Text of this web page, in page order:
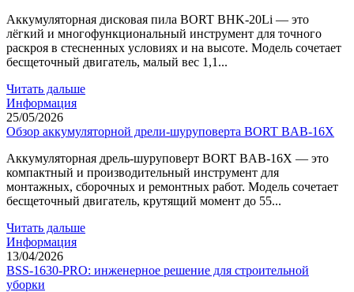
Аккумуляторная дисковая пила BORT BHK-20Li — это
лёгкий и многофункциональный инструмент для точного
раскроя в стесненных условиях и на высоте. Модель сочетает
бесщеточный двигатель, малый вес 1,1...
Читать дальше
Информация
25/05/2026
Обзор аккумуляторной дрели-шуруповерта BORT BAB-16X
Аккумуляторная дрель-шуруповерт BORT BAB-16X — это
компактный и производительный инструмент для
монтажных, сборочных и ремонтных работ. Модель сочетает
бесщеточный двигатель, крутящий момент до 55...
Читать дальше
Информация
13/04/2026
BSS-1630-PRO: инженерное решение для строительной
уборки